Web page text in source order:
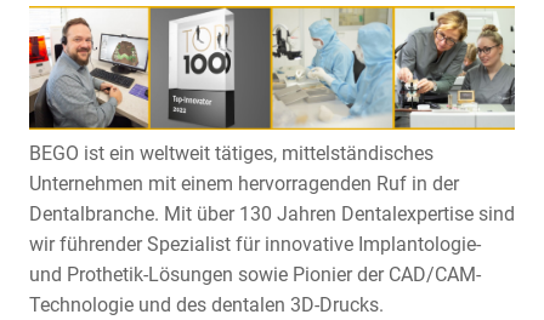
BEGO ist ein weltweit tätiges, mittelständisches
Unternehmen mit einem hervorragenden Ruf in der
Dentalbranche. Mit über 130 Jahren Dentalexpertise sind
wir führender Spezialist für innovative Implantologie-
und Prothetik-Lösungen sowie Pionier der CAD/CAM-
Technologie und des dentalen 3D-Drucks.